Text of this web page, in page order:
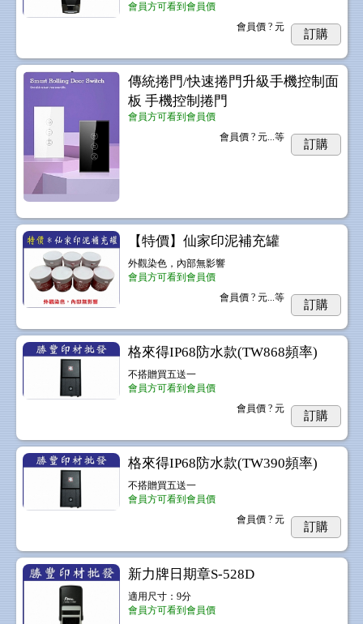
會員方可看到會員價
會員價? 元
訂購
傳統捲門/快速捲門升級手機控制面
板 手機控制捲門
會員方可看到會員價
會員價? 元...等
訂購
【特價】仙家印泥補充罐
外觀染色，內部無影響
會員方可看到會員價
會員價? 元...等
訂購
格來得IP68防水款(TW868頻率)
不搭贈買五送一
會員方可看到會員價
會員價? 元
訂購
格來得IP68防水款(TW390頻率)
不搭贈買五送一
會員方可看到會員價
會員價? 元
訂購
新力牌日期章S-528D
適用尺寸：9分
會員方可看到會員價